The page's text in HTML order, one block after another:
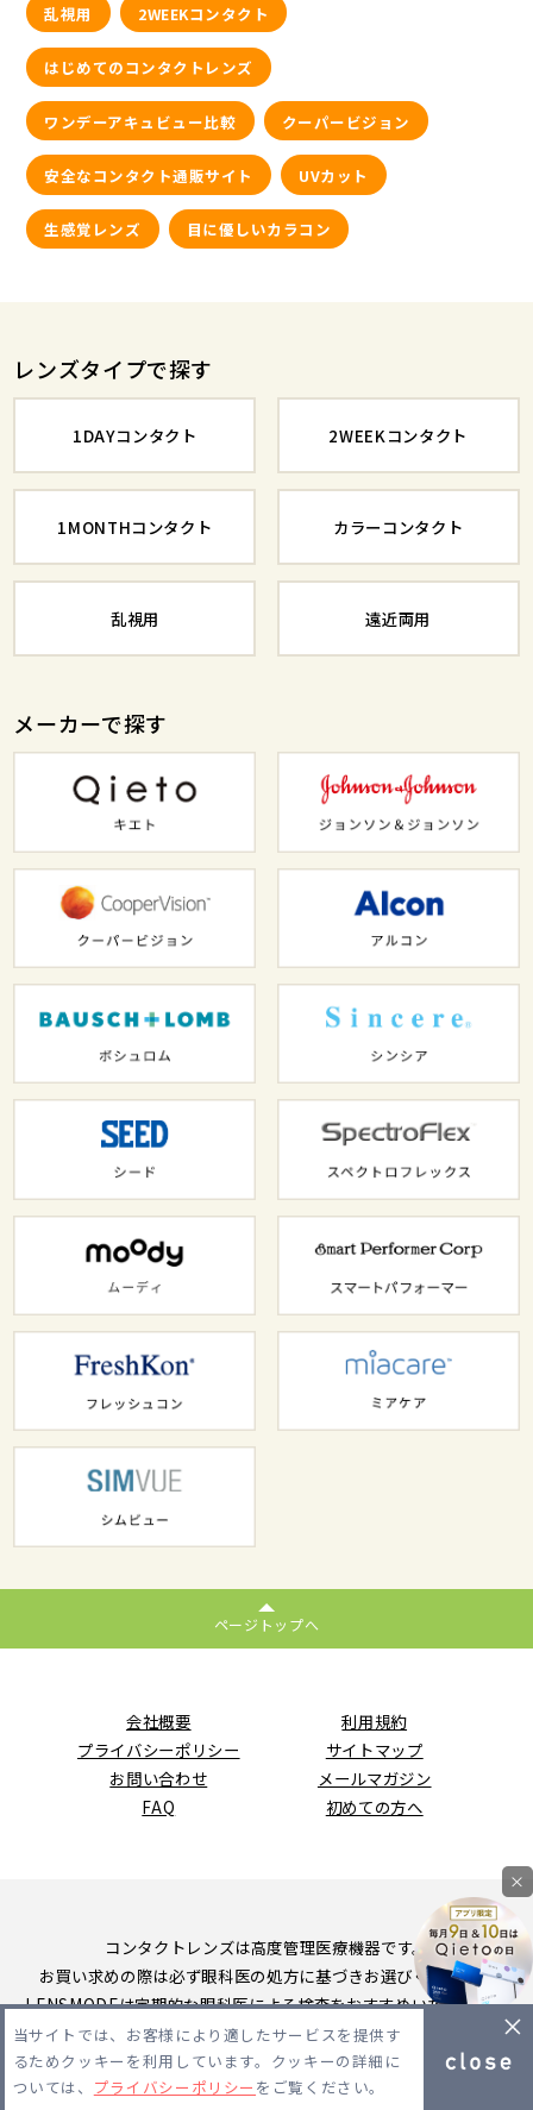
乱視用 2WEEKコンタクト
はじめてのコンタクトレンズ
ワンデーアキュビュー比較 クーパービジョン
安全なコンタクト通販サイト UVカット
生感覚レンズ 目に優しいカラコン
レンズタイプで探す
1DAYコンタクト 2WEEKコンタクト
1MONTHコンタクト カラーコンタクト
乱視用 遠近両用
メーカーで探す
ページトップへ
会社概要
利用規約
プライバシーポリシー
サイトマップ
お問い合わせ
メールマガジン
FAQ
初めての方へ
コンタクトレンズは高度管理医療機器です。
お買い求めの際は必ず眼科医の処方に基づきお選びください。
LENSMODEは定期的な眼科医による検査をおすすめいたします。
Copyright 2026 LENSMODE PTE,LTD. All Rights Reserved.
当サイトでは、お客様により適したサービスを提供す
るためクッキーを利用しています。クッキーの詳細に
ついては、 プライバシーポリシー をご覧ください。
×